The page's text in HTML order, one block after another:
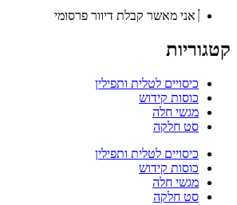
אני מאשר קבלת דיוור פרסומי
קטגוריות
כיסויים לטלית ותפילין
כוסות קידוש
מגשי חלה
סט חלקה
כיסויים לטלית ותפילין
כוסות קידוש
מגשי חלה
סט חלקה